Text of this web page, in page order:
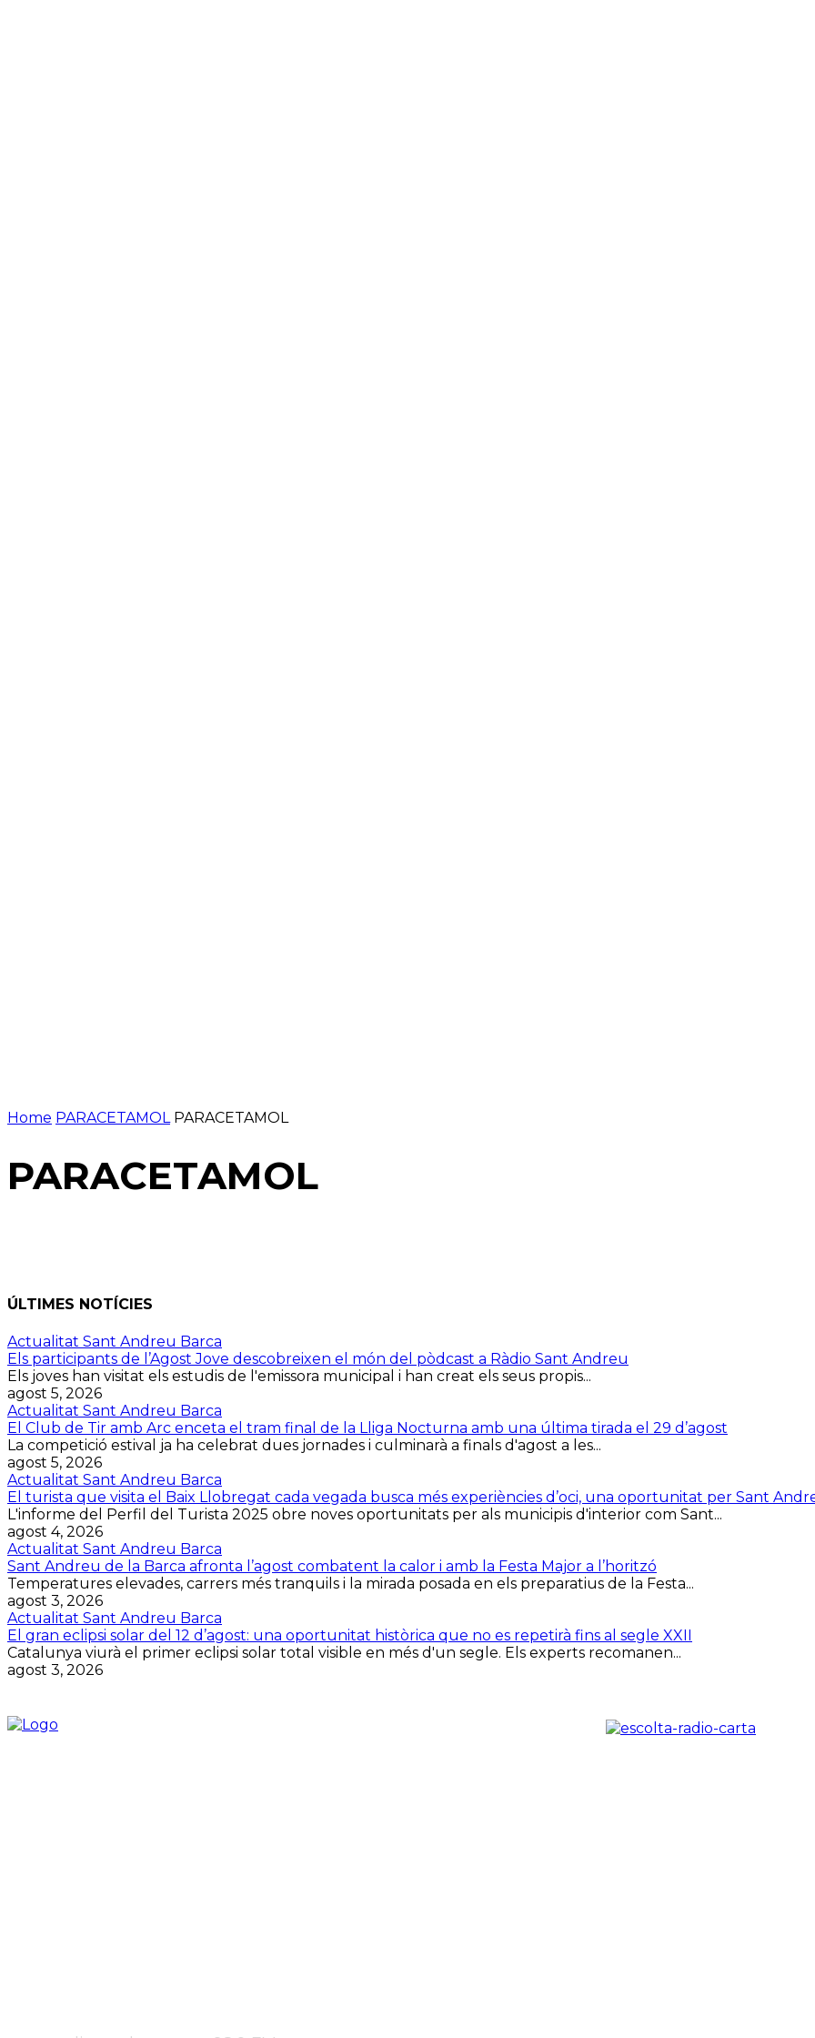
Home PARACETAMOL PARACETAMOL
PARACETAMOL
ÚLTIMES NOTÍCIES
Actualitat Sant Andreu Barca
Els participants de l’Agost Jove descobreixen el món del pòdcast a Ràdio Sant Andreu
Els joves han visitat els estudis de l'emissora municipal i han creat els seus propis...
agost 5, 2026
Actualitat Sant Andreu Barca
El Club de Tir amb Arc enceta el tram final de la Lliga Nocturna amb una última tirada el 29 d’agost
La competició estival ja ha celebrat dues jornades i culminarà a finals d'agost a les...
agost 5, 2026
Actualitat Sant Andreu Barca
El turista que visita el Baix Llobregat cada vegada busca més experiències d’oci, una oportunitat per Sant
L'informe del Perfil del Turista 2025 obre noves oportunitats per als municipis d'interior com Sant...
agost 4, 2026
Actualitat Sant Andreu Barca
Sant Andreu de la Barca afronta l’agost combatent la calor i amb la Festa Major a l’horitzó
Temperatures elevades, carrers més tranquils i la mirada posada en els preparatius de la Festa...
agost 3, 2026
Actualitat Sant Andreu Barca
El gran eclipsi solar del 12 d’agost: una oportunitat històrica que no es repetirà fins al segle XXII
Catalunya viurà el primer eclipsi solar total visible en més d'un segle. Els experts recomanen...
agost 3, 2026